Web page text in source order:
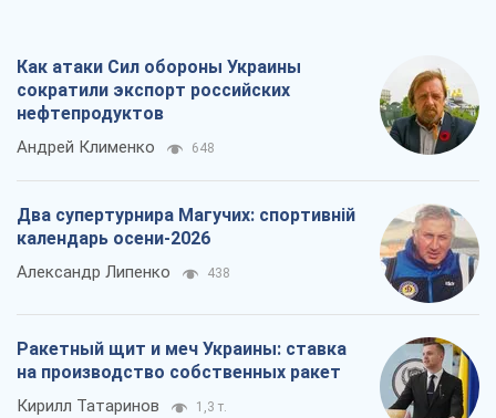
Как атаки Сил обороны Украины
сократили экспорт российских
нефтепродуктов
Андрей Клименко 648
Два супертурнира Магучих: спортивній
календарь осени-2026
Александр Липенко 438
Ракетный щит и меч Украины: ставка
на производство собственных ракет
Кирилл Татаринов 1,3 т.